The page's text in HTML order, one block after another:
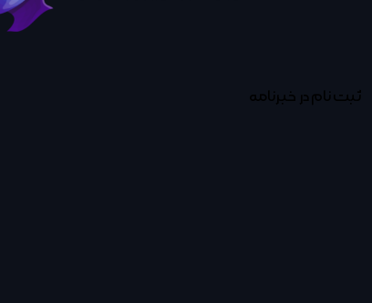
ثبت نام در خبرنامه